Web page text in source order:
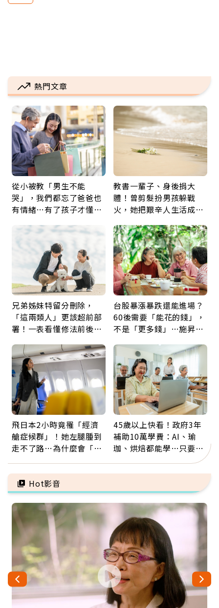
熱門文章
從小被教「男生不能
哭」，我們都忘了爸爸也
有情緒…有了孩子才懂：
久違的關心
教書一輩子、身後捐大
體！曾剪髮扮男孩躲戰
火，她把艱辛人生活成風
福
兄弟姊妹特留分刪除，
「這兩類人」更該超前部
署！一表看懂修法前後差
更多
台股暴漲暴跌還能進場？
60後需要「能花的錢」，
不是「更多錢」…施昇
飛日本2小時竟罹「經濟
艙症候群」！她左腿腫到
走不了路…為什麼會「靜
注意
45歲以上快看！政府3年
補助10萬學費：AI、瑜
珈、烘焙都能學…只要願
Hot影音